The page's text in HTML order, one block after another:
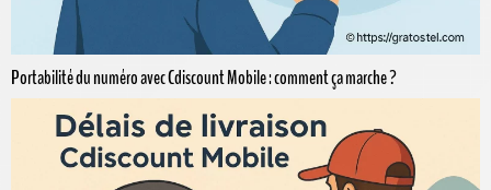
Portabilité du numéro avec Cdiscount Mobile : comment ça marche ?